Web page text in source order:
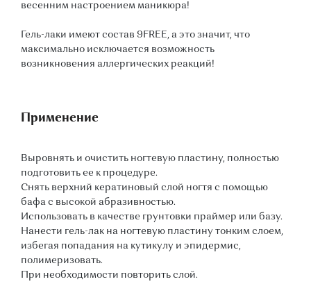
весенним настроением маникюра!
Гель-лаки имеют состав 9FREE, а это значит, что
максимально исключается возможность
возникновения аллергических реакций!
Применение
Выровнять и очистить ногтевую пластину, полностью
подготовить ее к процедуре.
Снять верхний кератиновый слой ногтя с помощью
бафа с высокой абразивностью.
Использовать в качестве грунтовки праймер или базу.
Нанести гель-лак на ногтевую пластину тонким слоем,
избегая попадания на кутикулу и эпидермис,
полимеризовать.
При необходимости повторить слой.